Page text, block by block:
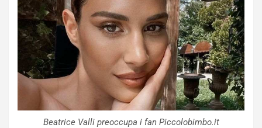
Beatrice Valli preoccupa i fan Piccolobimbo.it